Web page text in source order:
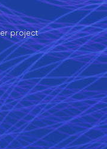
project